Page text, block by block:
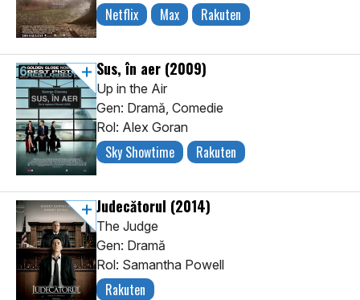
Netflix Max Rakuten
Sus, în aer (2009)
Up in the Air
Gen: Dramă, Comedie
Rol: Alex Goran
Sky Showtime Rakuten
Judecătorul (2014)
The Judge
Gen: Dramă
Rol: Samantha Powell
Rakuten